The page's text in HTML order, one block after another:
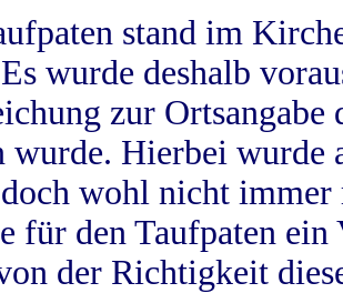
stand im
wurde deshalb
zur
wurde. Hierbei wurde
wohl nicht
für den Taufpaten
der Richtigkeit